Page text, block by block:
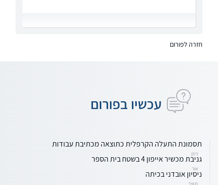
חזרה לפורום
עכשיו בפורום
תסמונת התעלה הקרפלית כתוצאה מכתיבת עבודות
ניצן
גניבת מכשיר אייפון 4 בשטח בית הספר
אור
ניסיון אובדני בכיתה
מאיר